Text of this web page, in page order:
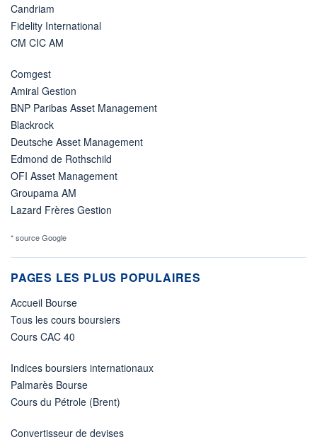
Candriam
Fidelity International
CM CIC AM
Comgest
Amiral Gestion
BNP Paribas Asset Management
Blackrock
Deutsche Asset Management
Edmond de Rothschild
OFI Asset Management
Groupama AM
Lazard Frères Gestion
* source Google
PAGES LES PLUS POPULAIRES
Accueil Bourse
Tous les cours boursiers
Cours CAC 40
Indices boursiers internationaux
Palmarès Bourse
Cours du Pétrole (Brent)
Convertisseur de devises